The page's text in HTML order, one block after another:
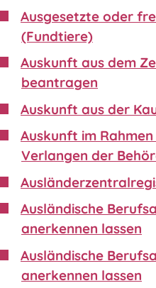
Ausgesetzte oder
(Fundtiere)
Auskunft aus dem
beantragen
Auskunft aus der
Auskunft im
Verlangen der
Ausländische
anerkennen lassen
Ausländische
anerkennen lassen